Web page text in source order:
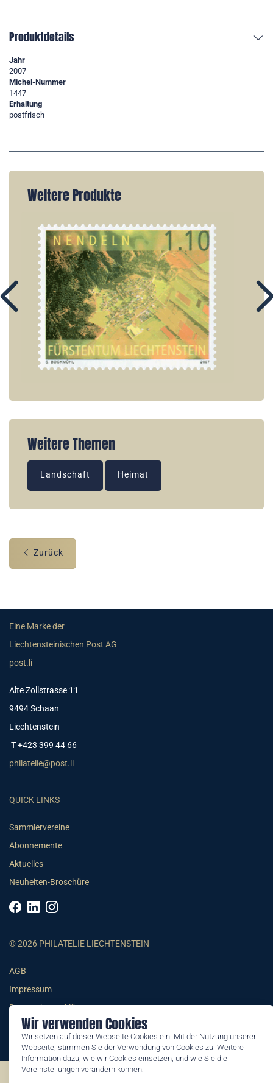
Wir verwenden Cookies
Wir setzen auf dieser Webseite Cookies ein. Mit der Nutzung unserer
Webseite, stimmen Sie der Verwendung von Cookies zu. Weitere
Information dazu, wie wir Cookies einsetzen, und wie Sie die
Voreinstellungen verändern können:
Produktdetails
Jahr
2007
Michel-Nummer
1447
Erhaltung
postfrisch
Weitere Produkte
Weitere Themen
Landschaft Heimat
Zurück
Eine Marke der
Liechtensteinischen Post AG
post.li
Alte Zollstrasse 11
9494 Schaan
Liechtenstein
T +423 399 44 66
philatelie@post.li
QUICK LINKS
Sammlervereine
Abonnemente
Aktuelles
Neuheiten-Broschüre
© 2026 PHILATELIE LIECHTENSTEIN
AGB
Impressum
Datenschutzerklärung